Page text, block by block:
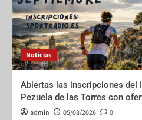
Noticias
Abiertas las inscripciones del
Pezuela de las Torres con
admin 05/08/2026 0